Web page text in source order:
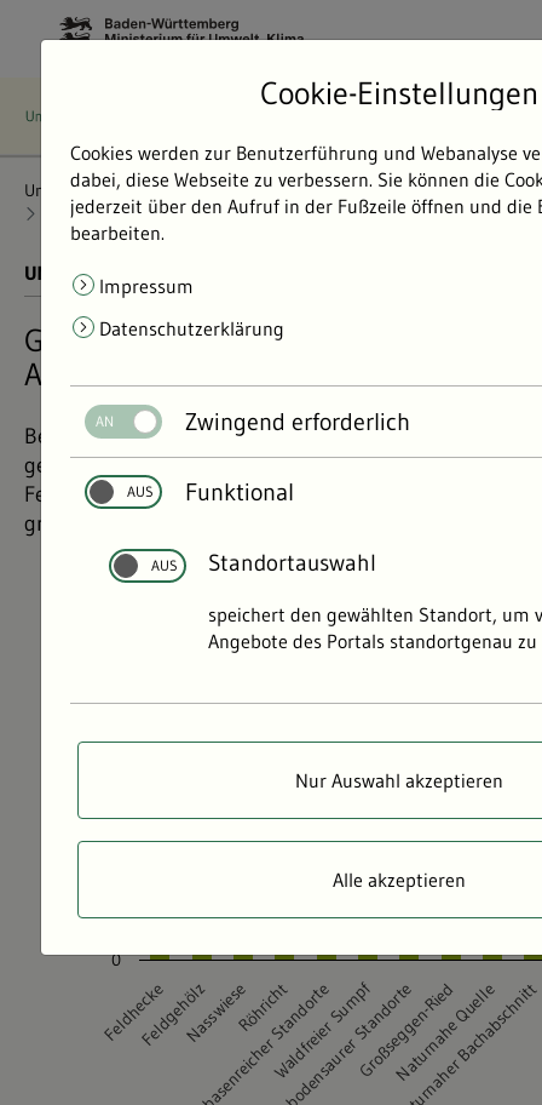
Umweltdaten
Bericht: Umweltdaten 2024
Natur und Landschaft
Flächenschutz Geschützte Biotope
UMWELTDATEN BERICHT 2024
Geschützte Biotope – Hotspots der
Artenvielfalt
Besonders wertvolle Lebensräume sind gesetzlich
geschützt. Moore oder Trockenrasen, aber auch
Feldhecken können solche Biotope sein und eine
große Vielfalt an Arten beherbergen.
Cookie-Einstellungen
Cookies werden zur Benutzerführung und Webanalyse
dabei, diese Webseite zu verbessern. Sie können die
jederzeit über den Aufruf in der Fußzeile öffnen und die
bearbeiten.
Impressum
Datenschutzerklärung
Zwingend erforderlich
Funktional
Standortauswahl
speichert den gewählten Standort, um
Angebote des Portals standortgenau
Nur Auswahl akzeptieren
Alle akzeptieren